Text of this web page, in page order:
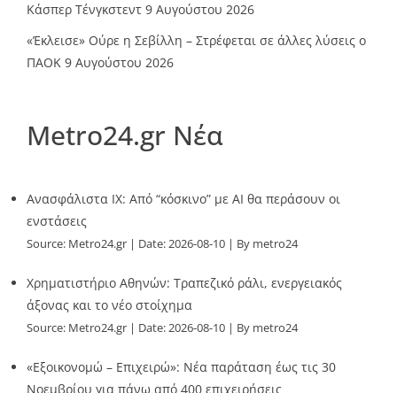
Κάσπερ Τένγκστεντ 9 Αυγούστου 2026
«Έκλεισε» Ούρε η Σεβίλλη – Στρέφεται σε άλλες λύσεις ο
ΠΑΟΚ 9 Αυγούστου 2026
Metro24.gr Νέα
Ανασφάλιστα ΙΧ: Από “κόσκινο” με AI θα περάσουν οι
ενστάσεις
Source: Metro24.gr Date: 2026-08-10 By metro24
Χρηματιστήριο Αθηνών: Τραπεζικό ράλι, ενεργειακός
άξονας και το νέο στοίχημα
Source: Metro24.gr Date: 2026-08-10 By metro24
«Εξοικονομώ – Επιχειρώ»: Νέα παράταση έως τις 30
Νοεμβρίου για πάνω από 400 επιχειρήσεις